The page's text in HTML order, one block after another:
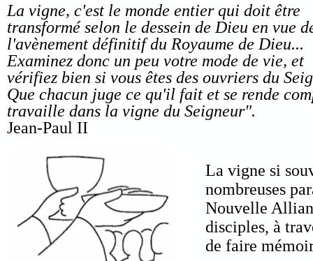
La vigne, c'est le monde entier qui doit être
transformé selon le dessein de Dieu en vue
l'avènement définitif du Royaume de Dieu...
Examinez donc un peu votre mode de vie, et
vérifiez bien si vous êtes des ouvriers du
Que chacun juge ce qu'il fait et se rende
travaille dans la vigne du Seigneur".
Jean-Paul II
La vigne si
nombreuses
Nouvelle
disciples, à
de faire